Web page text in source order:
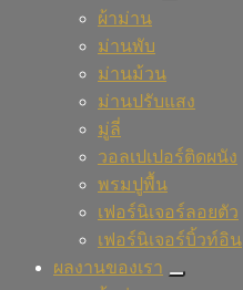
ผ้าม่าน
ม่านพับ
ม่านม้วน
ม่านปรับแสง
มู่ลี่
วอลเปเปอร์ติดผนัง
พรมปูพื้น
เฟอร์นิเจอร์ลอยตัว
เฟอร์นิเจอร์บิ้วท์อิน
ผลงานของเรา